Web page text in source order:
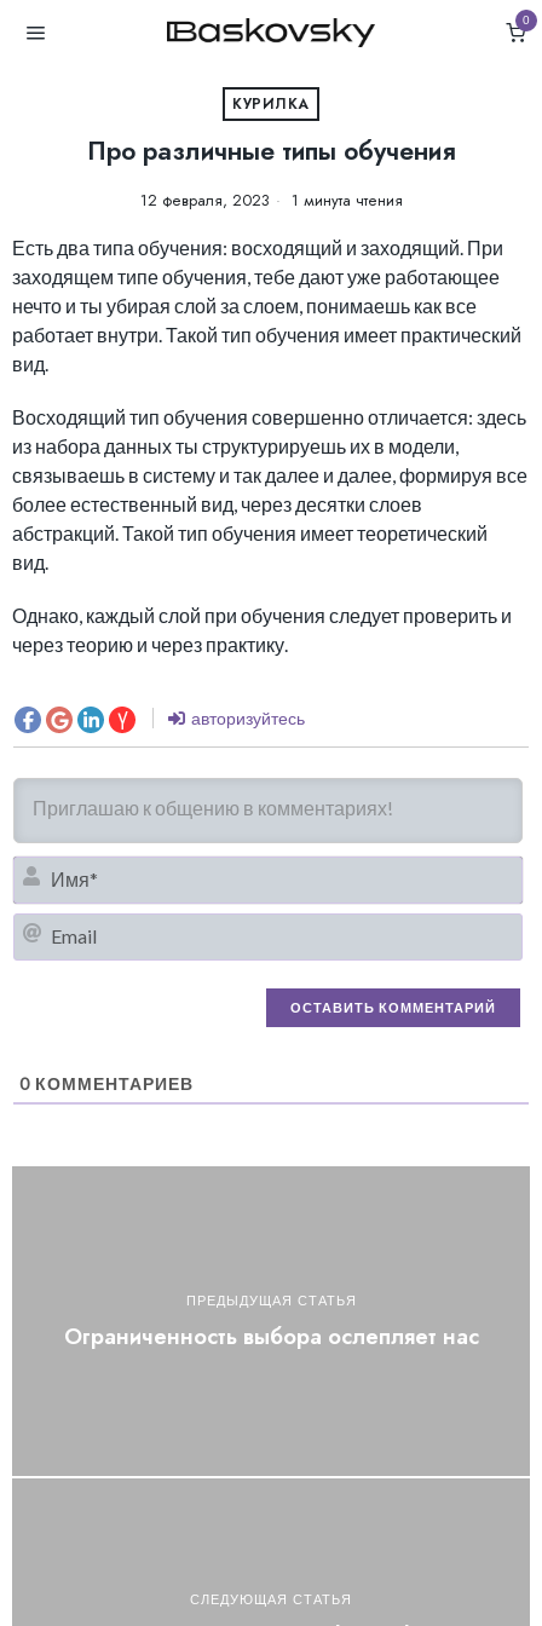
0
КУРИЛКА
Про различные типы обучения
12 февраля, 2023 1 минута чтения
Есть два типа обучения: восходящий и заходящий. При
заходящем типе обучения, тебе дают уже работающее
нечто и ты убирая слой за слоем, понимаешь как все
работает внутри. Такой тип обучения имеет практический
вид.
Восходящий тип обучения совершенно отличается: здесь
из набора данных ты структурируешь их в модели,
связываешь в систему и так далее и далее, формируя все
более естественный вид, через десятки слоев
абстракций. Такой тип обучения имеет теоретический
вид.
Однако, каждый слой при обучения следует проверить и
через теорию и через практику.
авторизуйтесь
0 КОММЕНТАРИЕВ
ПРЕДЫДУЩАЯ СТАТЬЯ
Ограниченность выбора ослепляет нас
СЛЕДУЮЩАЯ СТАТЬЯ